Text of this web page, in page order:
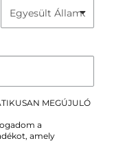
MEGÚJULÓ
a
amely